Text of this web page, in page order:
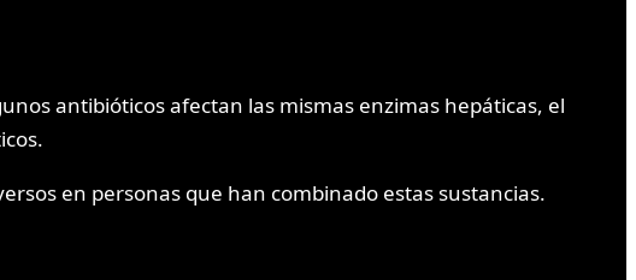
antibióticos afectan las mismas enzimas hepáticas, el
en personas que han combinado estas sustancias.